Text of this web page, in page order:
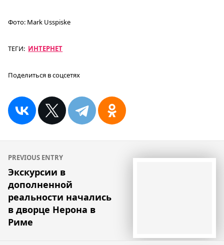
Фото: Mark Usspiske
ТЕГИ: ИНТЕРНЕТ
Поделиться в соцсетях
Навигация
по
записям
PREVIOUS ENTRY
Экскурсии в
дополненной
реальности начались
в дворце Нерона в
Риме